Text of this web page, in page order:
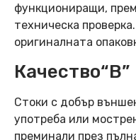
функциониращи,
техническа
оригиналната
Качество“B”
Стоки с добър
употреба или
преминали през